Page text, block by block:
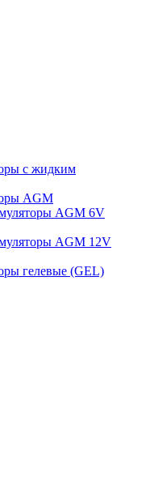
с жидким
AGM
AGM 6V
AGM 12V
гелевые (GEL)